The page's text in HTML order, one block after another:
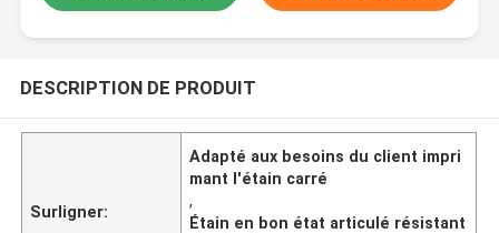
DESCRIPTION DE PRODUIT
Surligner:
Adapté aux besoins du client impri
mant l'étain carré
,
Étain en bon état articulé résistant